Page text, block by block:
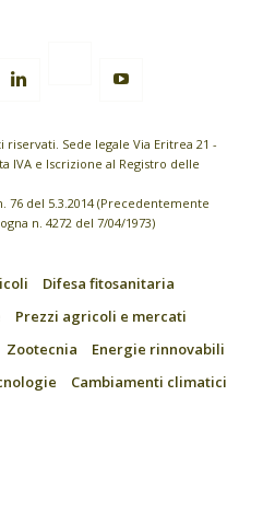
Sede legale Via Eritrea 21 -
IVA e Iscrizione al Registro delle
76 del 5.3.2014 (Precedentemente
n. 4272 del 7/04/1973)
Difesa fitosanitaria
Prezzi agricoli e mercati
Zootecnia
Energie rinnovabili
Cambiamenti climatici